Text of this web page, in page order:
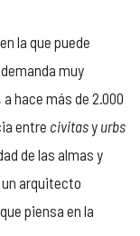
la que puede
muy
hace más de 2.000
entre civitasy urbs
de las almas y
arquitecto
piensa en la